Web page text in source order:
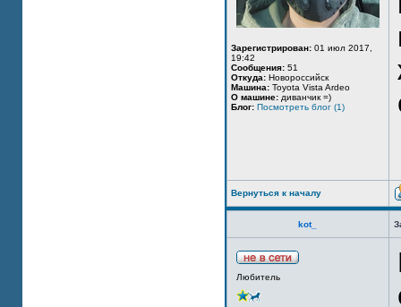
Зарегистрирован: 01 июл 2017,
19:42
Сообщения: 51
Откуда: Новороссийск
Машина: Toyota Vista Ardeo
О машине: диванчик =)
Блог: Посмотреть блог (1)
Вернуться к началу
kot_
Любитель